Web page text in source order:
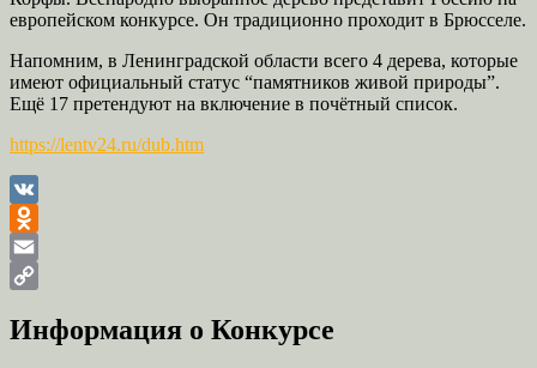
европейском конкурсе. Он традиционно проходит в Брюсселе.
Напомним, в Ленинградской области всего 4 дерева, которые
имеют официальный статус “памятников живой природы”.
Ещё 17 претендуют на включение в почётный список.
https://lentv24.ru/dub.htm
VK
Odnoklassniki
Email
Link
Информация о Конкурсе